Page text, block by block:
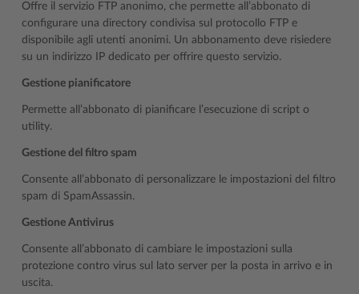
Offre il servizio FTP anonimo, che permette all’abbonato di
configurare una directory condivisa sul protocollo FTP e
disponibile agli utenti anonimi. Un abbonamento deve risiedere
su un indirizzo IP dedicato per offrire questo servizio.
Gestione pianificatore
Permette all’abbonato di pianificare l’esecuzione di script o
utility.
Gestione del filtro spam
Consente all’abbonato di personalizzare le impostazioni del filtro
spam di SpamAssassin.
Gestione Antivirus
Consente all’abbonato di cambiare le impostazioni sulla
protezione contro virus sul lato server per la posta in arrivo e in
uscita.